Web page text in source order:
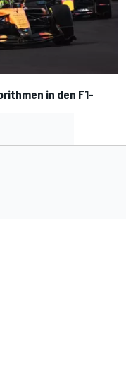
in den F1-